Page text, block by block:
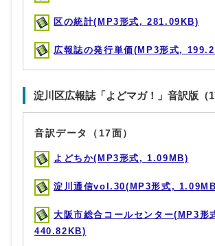
区の統計(MP3形式, 281.09KB)
広報誌の発行単価(MP3形式,
淀川区広報誌「よどマガ！」音訳版（
音訳データ（17面）
よどちか(MP3形式, 1.09MB)
淀川通信vol.30(MP3形式,
大阪市総合コールセンター(MP3形
440.82KB)